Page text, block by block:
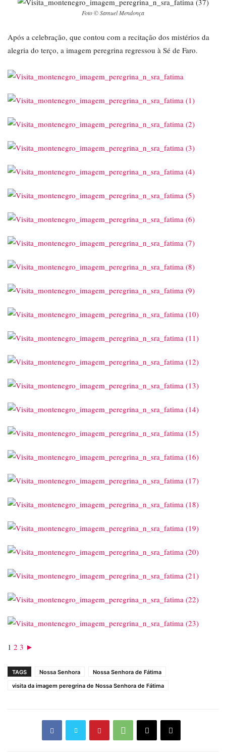
Foto © Samuel Mendonça
Após a celebração, que contou com a recitação dos mistérios da
alegria do terço, a imagem peregrina regressou à Sé de Faro.
1 2 3 ►
TAGS Nossa Senhora
Nossa Senhora de Fátima
visita da imagem peregrina de Nossa Senhora de Fátima